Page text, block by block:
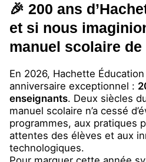
🎉 200 ans
et si nous
manuel scolaire de
En 2026, Hachette
anniversaire exceptionnel :
enseignants. Deux siècles
manuel scolaire n’a cessé
programmes, aux pratiques
attentes des élèves et aux
technologiques.